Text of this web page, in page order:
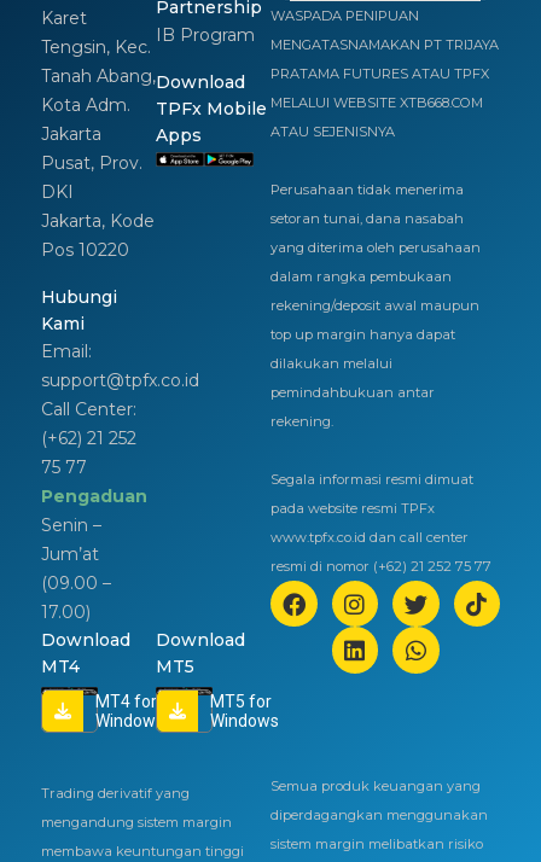
Karet
Tengsin, Kec.
Tanah Abang,
Kota Adm.
Jakarta
Pusat, Prov.
DKI
Jakarta, Kode
Pos 10220
Hubungi
Kami
Email:
support@tpfx.co.id
Call Center:
(+62) 21 252
75 77
Pengaduan
Senin –
Jum’at
(09.00 –
17.00)
Partnership
IB Program
Download
TPFx Mobile
Apps
Download
MT4
MT4 for
Windows
Download
MT5
MT5 for
Windows
WASPADA PENIPUAN
MENGATASNAMAKAN PT TRIJAYA
PRATAMA FUTURES ATAU TPFX
MELALUI WEBSITE XTB668.COM
ATAU SEJENISNYA
Perusahaan tidak menerima
setoran tunai, dana nasabah
yang diterima oleh perusahaan
dalam rangka pembukaan
rekening/deposit awal maupun
top up margin hanya dapat
dilakukan melalui
pemindahbukuan antar
rekening.
Segala informasi resmi dimuat
pada website resmi TPFx
www.tpfx.co.id dan call center
resmi di nomor (+62) 21 252 75 77
Trading derivatif yang
mengandung sistem margin
membawa keuntungan tinggi
Semua produk keuangan yang
diperdagangkan menggunakan
sistem margin melibatkan risiko